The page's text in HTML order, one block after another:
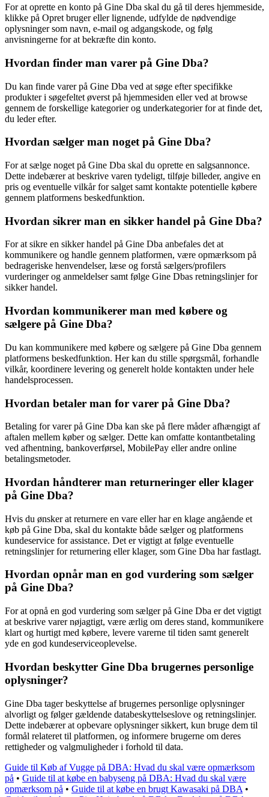
For at oprette en konto på Gine Dba skal du gå til deres hjemmeside,
klikke på Opret bruger eller lignende, udfylde de nødvendige
oplysninger som navn, e-mail og adgangskode, og følg
anvisningerne for at bekræfte din konto.
Hvordan finder man varer på Gine Dba?
Du kan finde varer på Gine Dba ved at søge efter specifikke
produkter i søgefeltet øverst på hjemmesiden eller ved at browse
gennem de forskellige kategorier og underkategorier for at finde det,
du leder efter.
Hvordan sælger man noget på Gine Dba?
For at sælge noget på Gine Dba skal du oprette en salgsannonce.
Dette indebærer at beskrive varen tydeligt, tilføje billeder, angive en
pris og eventuelle vilkår for salget samt kontakte potentielle købere
gennem platformens beskedfunktion.
Hvordan sikrer man en sikker handel på Gine Dba?
For at sikre en sikker handel på Gine Dba anbefales det at
kommunikere og handle gennem platformen, være opmærksom på
bedrageriske henvendelser, læse og forstå sælgers/profilers
vurderinger og anmeldelser samt følge Gine Dbas retningslinjer for
sikker handel.
Hvordan kommunikerer man med købere og
sælgere på Gine Dba?
Du kan kommunikere med købere og sælgere på Gine Dba gennem
platformens beskedfunktion. Her kan du stille spørgsmål, forhandle
vilkår, koordinere levering og generelt holde kontakten under hele
handelsprocessen.
Hvordan betaler man for varer på Gine Dba?
Betaling for varer på Gine Dba kan ske på flere måder afhængigt af
aftalen mellem køber og sælger. Dette kan omfatte kontantbetaling
ved afhentning, bankoverførsel, MobilePay eller andre online
betalingsmetoder.
Hvordan håndterer man returneringer eller klager
på Gine Dba?
Hvis du ønsker at returnere en vare eller har en klage angående et
køb på Gine Dba, skal du kontakte både sælger og platformens
kundeservice for assistance. Det er vigtigt at følge eventuelle
retningslinjer for returnering eller klager, som Gine Dba har fastlagt.
Hvordan opnår man en god vurdering som sælger
på Gine Dba?
For at opnå en god vurdering som sælger på Gine Dba er det vigtigt
at beskrive varer nøjagtigt, være ærlig om deres stand, kommunikere
klart og hurtigt med købere, levere varerne til tiden samt generelt
yde en god kundeserviceoplevelse.
Hvordan beskytter Gine Dba brugernes personlige
oplysninger?
Gine Dba tager beskyttelse af brugernes personlige oplysninger
alvorligt og følger gældende databeskyttelseslove og retningslinjer.
Dette indebærer at opbevare oplysninger sikkert, kun bruge dem til
formål relateret til platformen, og informere brugerne om deres
rettigheder og valgmuligheder i forhold til data.
Guide til Køb af Vugge på DBA: Hvad du skal være opmærksom
på • Guide til at købe en babyseng på DBA: Hvad du skal være
opmærksom på • Guide til at købe en brugt Kawasaki på DBA •